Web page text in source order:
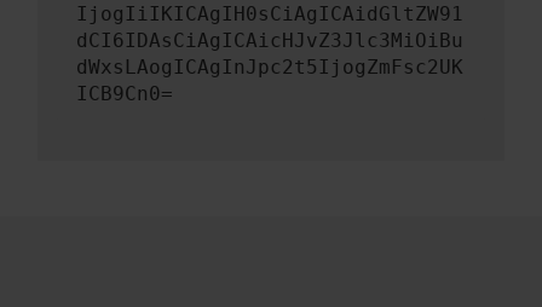
IjogIiIKICAgIH0sCiAgICAidGltZW91
dCI6IDAsCiAgICAicHJvZ3Jlc3MiOiBu
dWxsLAogICAgInJpc2t5IjogZmFsc2UK
ICB9Cn0=